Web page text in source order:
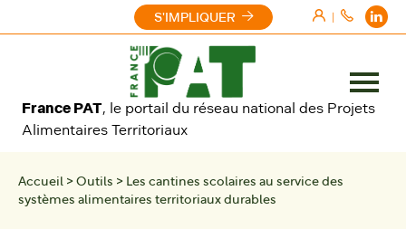
|
France PAT, le portail du réseau national des Projets
Alimentaires Territoriaux
S'IMPLIQUER
Ouvrir
le
Accueil > Outils > Les cantines scolaires au service des
systèmes alimentaires territoriaux durables